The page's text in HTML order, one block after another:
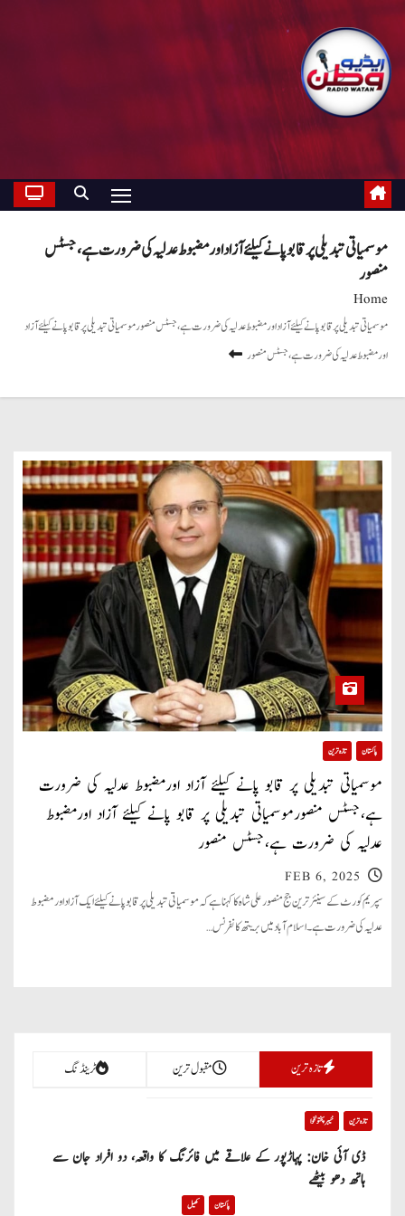
موسمیاتی تبدیلی پر قابو پانے کیلئے آزاد اورمضبوط عدلیہ کی ضرورت ہے،جسٹس
منصور
Home
موسمیاتی تبدیلی پر قابو پانے کیلئے آزاد اورمضبوط عدلیہ کی ضرورت ہے،جسٹس منصورموسمیاتی تبدیلی پر قابو پانے کیلئے آزاد
اورمضبوط عدلیہ کی ضرورت ہے،جسٹس منصور
پاکستان تازہ ترین
موسمیاتی تبدیلی پر قابو پانے کیلئے آزاد اورمضبوط عدلیہ کی ضرورت
ہے،جسٹس منصورموسمیاتی تبدیلی پر قابو پانے کیلئے آزاد اورمضبوط
عدلیہ کی ضرورت ہے،جسٹس منصور
FEB 6, 2025
سپریم کورٹ کے سینئرترین جج منصورعلی شاہ کا کہنا ہے کہ موسمیاتی تبدیلی پر قابو پانے کیلئے ایک آزاد اور مضبوط
عدلیہ کی ضرورت ہے۔ اسلام آباد میں بریتھ کانفرنس…
تازہ ترین مقبول ترین ٹرینڈنگ
تازہ ترین خیبر پختونخوا
ڈی آئی خان: پہاڑپور کے علاقے میں فائرنگ کا واقعہ، دو افراد جان سے
ہاتھ دھو بیٹھے
پاکستان کھیل